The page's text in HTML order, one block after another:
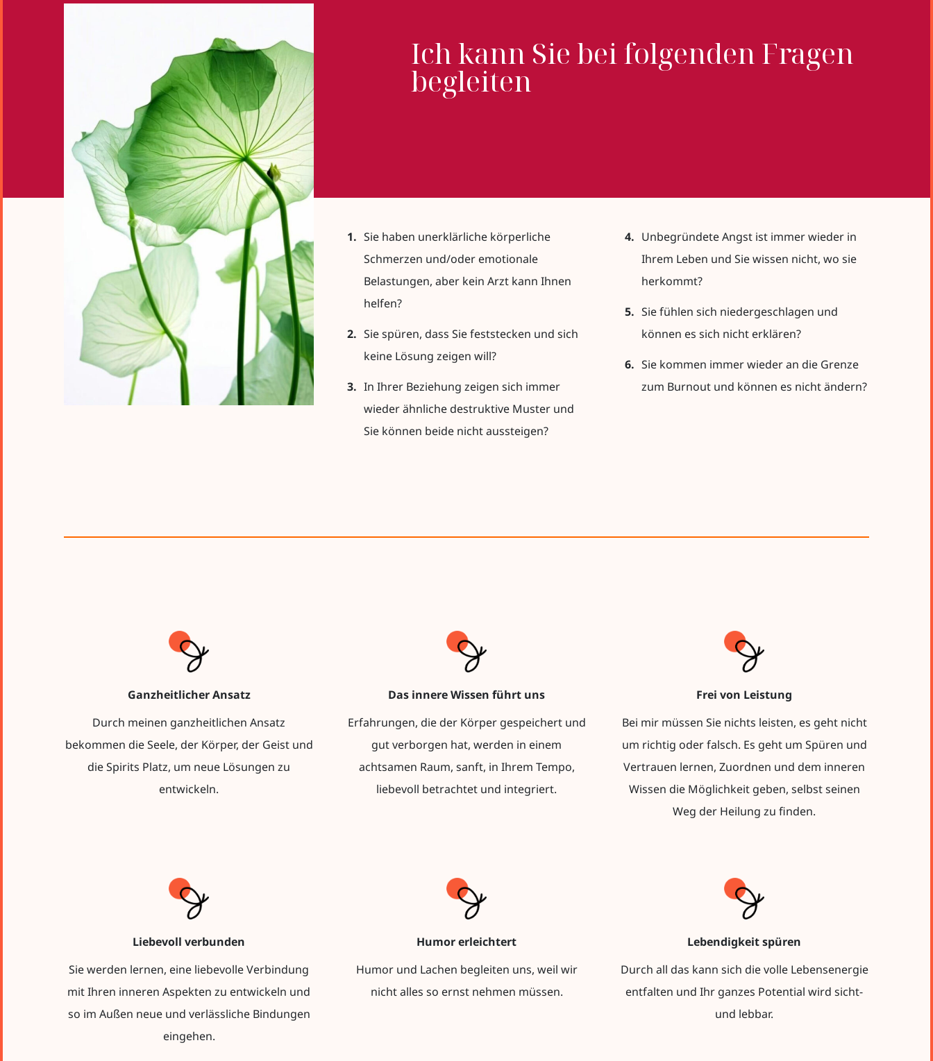
Ich kann Sie bei folgenden Fragen
begleiten
1. Sie haben unerklärliche körperliche
Schmerzen und/oder emotionale
Belastungen, aber kein Arzt kann Ihnen
helfen?
2. Sie spüren, dass Sie feststecken und sich
keine Lösung zeigen will?
3. In Ihrer Beziehung zeigen sich immer
wieder ähnliche destruktive Muster und
Sie können beide nicht aussteigen?
4. Unbegründete Angst ist immer wieder in
Ihrem Leben und Sie wissen nicht, wo sie
herkommt?
5. Sie fühlen sich niedergeschlagen und
können es sich nicht erklären?
6. Sie kommen immer wieder an die Grenze
zum Burnout und können es nicht ändern?
Ganzheitlicher Ansatz
Durch meinen ganzheitlichen Ansatz
bekommen die Seele, der Körper, der Geist und
die Spirits Platz, um neue Lösungen zu
entwickeln.
Das innere Wissen führt uns
Erfahrungen, die der Körper gespeichert und
gut verborgen hat, werden in einem
achtsamen Raum, sanft, in Ihrem Tempo,
liebevoll betrachtet und integriert.
Frei von Leistung
Bei mir müssen Sie nichts leisten, es geht nicht
um richtig oder falsch. Es geht um Spüren und
Vertrauen lernen, Zuordnen und dem inneren
Wissen die Möglichkeit geben, selbst seinen
Weg der Heilung zu finden.
Liebevoll verbunden
Sie werden lernen, eine liebevolle Verbindung
mit Ihren inneren Aspekten zu entwickeln und
so im Außen neue und verlässliche Bindungen
eingehen.
Humor erleichtert
Humor und Lachen begleiten uns, weil wir
nicht alles so ernst nehmen müssen.
Lebendigkeit spüren
Durch all das kann sich die volle Lebensenergie
entfalten und Ihr ganzes Potential wird sicht-
und lebbar.